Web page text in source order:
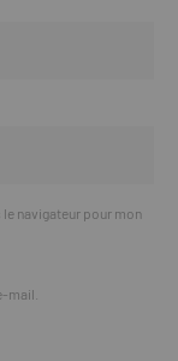
navigateur pour mon
mail.